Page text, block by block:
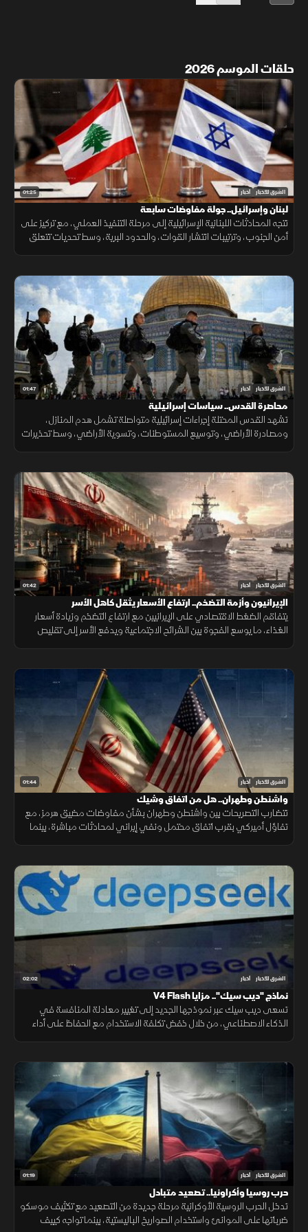
حلقات الموسم 2026
01:25 الشرق للأخبار أخبار
لبنان وإسرائيل.. جولة مفاوضات سابعة
تتجه المحادثات اللبنانية الإسرائيلية إلى مرحلة التنفيذ العملي، مع تركيز على
أمن الجنوب، وترتيبات انتشار القوات، والحدود البرية، وسط تحديات تتعلق
01:47 الشرق للأخبار أخبار
محاصرة القدس.. سياسات إسرائيلية
تشهد القدس المحتلة إجراءات إسرائيلية متواصلة تشمل هدم المنازل،
ومصادرة الأراضي، وتوسيع المستوطنات، وتسوية الأراضي، وسط تحذيرات
01:42 الشرق للأخبار أخبار
الإيرانيون وأزمة التضخم.. ارتفاع الأسعار يثقل كاهل الأسر
يتفاقم الضغط الاقتصادي على الإيرانيين مع ارتفاع التضخم وزيادة أسعار
الغذاء، ما يوسع الفجوة بين الشرائح الاجتماعية ويدفع الأسر إلى تقليص
01:44 الشرق للأخبار أخبار
واشنطن وطهران.. هل من اتفاق وشيك
تتضارب التصريحات بين واشنطن وطهران بشأن مفاوضات مضيق هرمز، مع
تفاؤل أميركي بقرب اتفاق محتمل ونفي إيراني لمحادثات مباشرة، بينما
02:02 الشرق للأخبار أخبار
نماذج "ديب سيك".. مزايا V4 Flash
تسعى ديب سيك عبر نموذجها الجديد إلى تغيير معادلة المنافسة في
الذكاء الاصطناعي، من خلال خفض تكلفة الاستخدام مع الحفاظ على أداء
01:19 الشرق للأخبار أخبار
حرب روسيا وأكراونيا.. تصعيد متبادل
تدخل الحرب الروسية الأوكرانية مرحلة جديدة من التصعيد مع تكثيف موسكو
ضرباتها على الموانئ واستخدام الصواريخ الباليستية، بينما تواجه كييف